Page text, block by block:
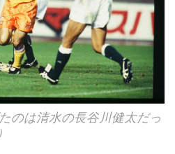
のは清水の長谷川健太だっ